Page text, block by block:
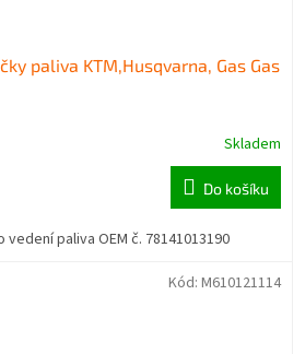
paliva KTM,Husqvarna, Gas Gas
Skladem
Do košíku
paliva OEM č. 78141013190
Kód: M610121114